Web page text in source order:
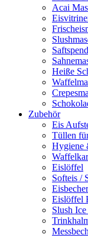
Acai
Heiße
Zubehör
Eis
Tüllen
Hygiene
Eislöffel
Softeis /
Eisbecher
Eislöffel
Slush